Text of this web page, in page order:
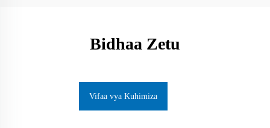
Bidhaa Zetu
Vifaa vya Kuhimiza